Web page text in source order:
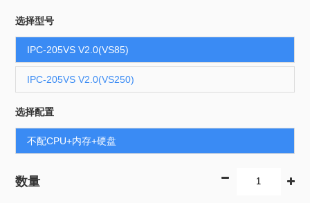
选择型号
IPC-205VS V2.0(VS85)
IPC-205VS V2.0(VS250)
选择配置
不配CPU+内存+硬盘
数量